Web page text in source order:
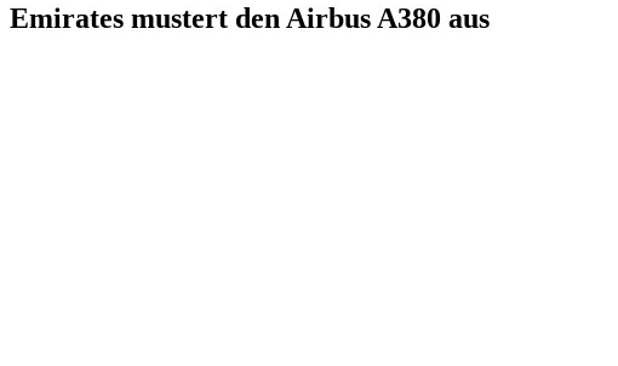
Emirates mustert den Airbus A380 aus